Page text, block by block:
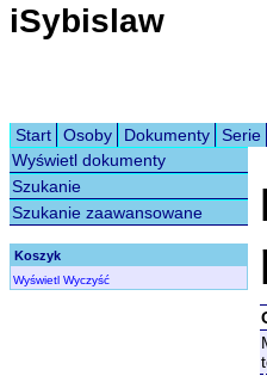
iSybislaw
Start Osoby Dokumenty Serie
Wyświetl dokumenty
Szukanie
Szukanie zaawansowane
Koszyk
Wyświetl Wyczyść